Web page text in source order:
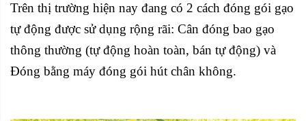
Trên thị trường hiện nay đang có 2 cách đóng gói gạo
tự động được sử dụng rộng rãi: Cân đóng bao gạo
thông thường (tự động hoàn toàn, bán tự động) và
Đóng bằng máy đóng gói hút chân không.